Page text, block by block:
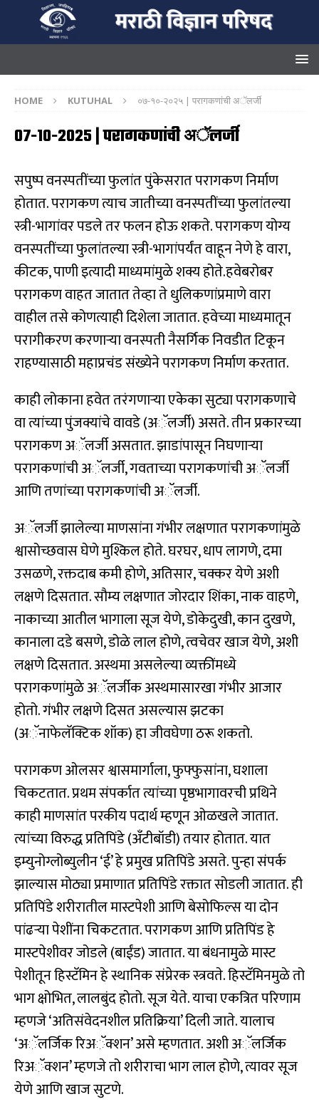
HOME KUTUHAL ०७-१०-२०२५ | परागकणांची अॅलर्जी
०७-१०-२०२५ | परागकणांची अॅलर्जी
सपुष्प वनस्पतींच्या फुलांत पुंकेसरात परागकण निर्माण
होतात. परागकण त्याच जातीच्या वनस्पतींच्या फुलांतल्या
स्त्री-भागांवर पडले तर फलन होऊ शकते. परागकण योग्य
वनस्पतींच्या फुलांतल्या स्त्री-भागांपर्यंत वाहून नेणे हे वारा,
कीटक, पाणी इत्यादी माध्यमांमुळे शक्य होते.हवेबरोबर
परागकण वाहत जातात तेव्हा ते धुलिकणांप्रमाणे वारा
वाहील तसे कोणत्याही दिशेला जातात. हवेच्या माध्यमातून
परागीकरण करणार्‍या वनस्पती नैसर्गिक निवडीत टिकून
राहण्यासाठी महाप्रचंड संख्येने परागकण निर्माण करतात.
काही लोकाना हवेत तरंगणाऱ्या एकेका सुट्या परागकणाचे
वा त्यांच्या पुंजक्यांचे वावडे (अॅलर्जी) असते. तीन प्रकारच्या
परागकण अॅलर्जी असतात. झाडांपासून निघणार्‍या
परागकणांची अॅलर्जी, गवताच्या परागकणांची अॅलर्जी
आणि तणांच्या परागकणांची अॅलर्जी.
अॅलर्जी झालेल्या माणसांना गंभीर लक्षणात परागकणांमुळे
श्वासोच्छवास घेणे मुश्किल होते. घरघर, धाप लागणे, दमा
उसळणे, रक्तदाब कमी होणे, अतिसार, चक्कर येणे अशी
लक्षणे दिसतात. सौम्य लक्षणात जोरदार शिंका, नाक वाहणे,
नाकाच्या आतील भागाला सूज येणे, डोकेदुखी, कान दुखणे,
कानाला दडे बसणे, डोळे लाल होणे, त्वचेवर खाज येणे, अशी
लक्षणे दिसतात. अस्थमा असलेल्या व्यक्तींमध्ये
परागकणांमुळे अॅलर्जीक अस्थमासारखा गंभीर आजार
होतो. गंभीर लक्षणे दिसत असल्यास झटका
(अॅनाफेलॅक्टिक शॉक) हा जीवघेणा ठरू शकतो.
परागकण ओलसर श्वासमार्गाला, फुफ्फुसांना, घशाला
चिकटतात. प्रथम संपर्कात त्यांच्या पृष्ठभागावरची प्रथिने
काही माणसांत परकीय पदार्थ म्हणून ओळखले जातात.
त्यांच्या विरुद्ध प्रतिपिंडे (अँटीबॉडी) तयार होतात. यात
इम्युनोग्लोब्युलीन ‘ई’ हे प्रमुख प्रतिपिंडे असते. पुन्हा संपर्क
झाल्यास मोठ्या प्रमाणात प्रतिपिंडे रक्तात सोडली जातात. ही
प्रतिपिंडे शरीरातील मास्टपेशी आणि बेसोफिल्स या दोन
पांढर्‍या पेशींना चिकटतात. परागकण आणि प्रतिपिंड हे
मास्टपेशीवर जोडले (बाईंड) जातात. या बंधनामुळे मास्ट
पेशीतून हिस्टॅमिन हे स्थानिक संप्रेरक स्त्रवते. हिस्टॅमिनमुळे तो
भाग क्षोभित, लालबुंद होतो. सूज येते. याचा एकत्रित परिणाम
म्हणजे ‘अतिसंवेदनशील प्रतिक्रिया’ दिली जाते. यालाच
‘अॅलर्जिक रिअॅक्शन’ असे म्हणतात. अशी अॅलर्जिक
रिअॅक्शन’ म्हणजे तो शरीराचा भाग लाल होणे, त्यावर सूज
येणे आणि खाज सुटणे.